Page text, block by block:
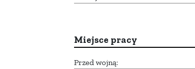
Miejsce pracy
Przed wojną: